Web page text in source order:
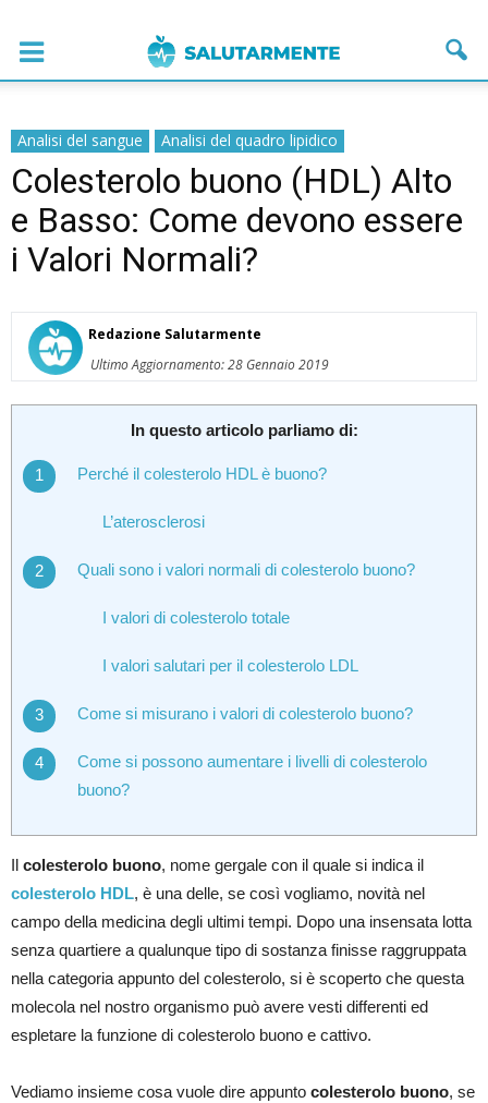
Analisi del sangue Analisi del quadro lipidico
Colesterolo buono (HDL) Alto
e Basso: Come devono essere
i Valori Normali?
Redazione Salutarmente
Ultimo Aggiornamento: 28 Gennaio 2019
In questo articolo parliamo di:
Perché il colesterolo HDL è buono?
L’aterosclerosi
Quali sono i valori normali di colesterolo buono?
I valori di colesterolo totale
I valori salutari per il colesterolo LDL
Come si misurano i valori di colesterolo buono?
Come si possono aumentare i livelli di colesterolo
buono?
Il colesterolo buono, nome gergale con il quale si indica il
colesterolo HDL, è una delle, se così vogliamo, novità nel
campo della medicina degli ultimi tempi. Dopo una insensata lotta
senza quartiere a qualunque tipo di sostanza finisse raggruppata
nella categoria appunto del colesterolo, si è scoperto che questa
molecola nel nostro organismo può avere vesti differenti ed
espletare la funzione di colesterolo buono e cattivo.
Vediamo insieme cosa vuole dire appunto colesterolo buono, se